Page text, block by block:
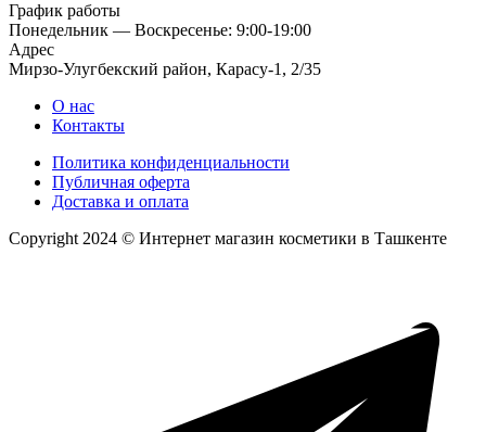
График работы
Понедельник — Воскресенье: 9:00-19:00
Адрес
Мирзо-Улугбекский район, Карасу-1, 2/35
О нас
Контакты
Политика конфиденциальности
Публичная оферта
Доставка и оплата
Copyright 2024 © Интернет магазин косметики в Ташкенте